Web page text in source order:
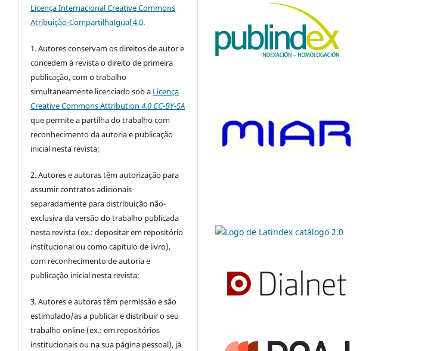
Licença Internacional Creative Commons
Atribuição-CompartilhaIgual 4.0.
1. Autores conservam os direitos de autor e
concedem à revista o direito de primeira
publicação, com o trabalho
simultaneamente licenciado sob a Licença
Creative Commons Attribution4.0 CC-BY-SA
que permite a partilha do trabalho com
reconhecimento da autoria e publicação
inicial nesta revista;
2. Autores e autoras têm autorização para
assumir contratos adicionais
separadamente para distribuição não-
exclusiva da versão do trabalho publicada
nesta revista (ex.: depositar em repositório
institucional ou como capítulo de livro),
com reconhecimento de autoria e
publicação inicial nesta revista;
3. Autores e autoras têm permissão e são
estimulado/as a publicar e distribuir o seu
trabalho online (ex.: em repositórios
institucionais ou na sua página pessoal), já